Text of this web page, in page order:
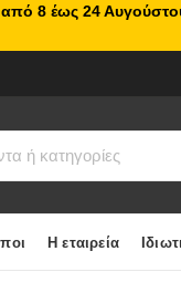
Η εταιρεία
από 8 έως 24